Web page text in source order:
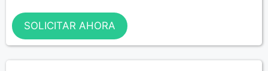
SOLICITAR AHORA